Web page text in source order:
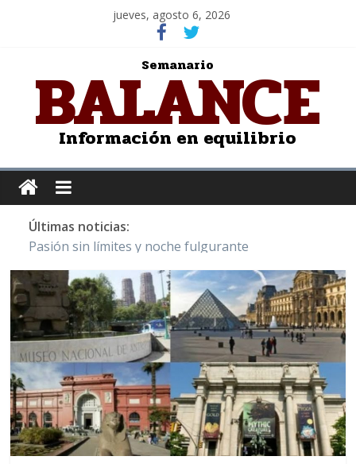
jueves, agosto 6, 2026
Semanario
BALANCE
Información en equilibrio
Últimas noticias:
Pasión sin límites y noche fulgurante
Y Quetzalcóatl, le dio el maíz a la humanidad
Cristo de San Juan de la Cruz: Salvador Dalí
LOS DELIRIOS DE UNA MUJER ENAMORADA
Juntos hasta el último minuto